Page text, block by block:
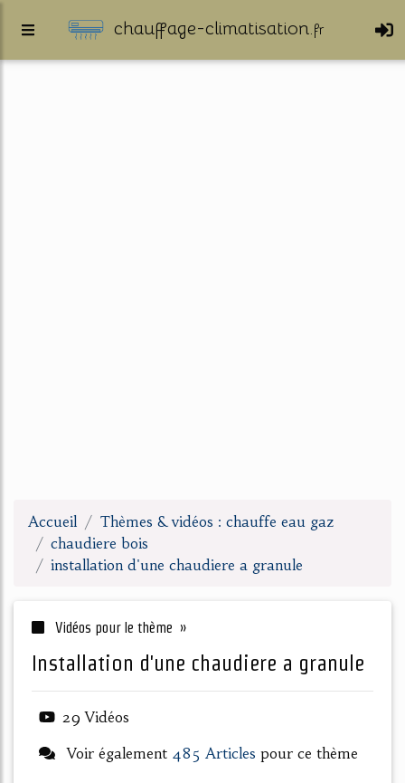
chauffage-climatisation.fr
Accueil
Thèmes & vidéos : chauffe eau gaz
chaudiere bois
installation d'une chaudiere a granule
Vidéos pour le thème »
installation d'une chaudiere a granule
29 Vidéos
Voir également 485 Articles pour ce thème